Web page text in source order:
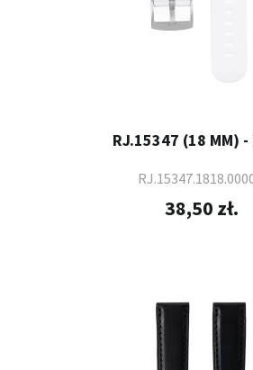
RJ.15347 (18 MM) -
38,50 zł.